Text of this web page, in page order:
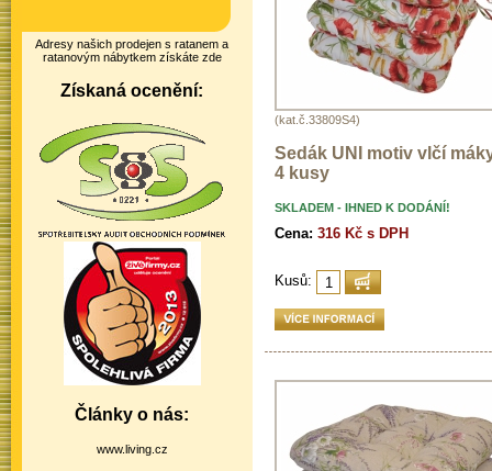
(kat.č.33809S4)
Sedák UNI motiv vlčí
4 kusy
SKLADEM - IHNED K DODÁNÍ!
Cena: 316 Kč s DPH
Kusů:
Adresy našich prodejen s ratanem a
ratanovým nábytkem získáte zde
Získaná ocenění:
Články o nás:
www.living.cz